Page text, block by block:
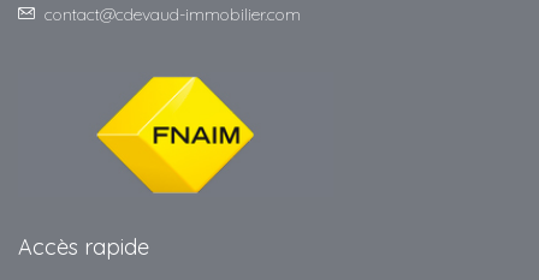
contact@cdevaud-immobilier.com
Accès rapide